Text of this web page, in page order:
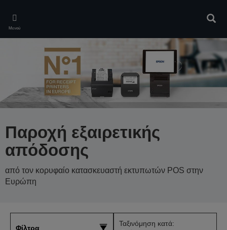
main
content
Μενού
Παροχή εξαιρετικής
απόδοσης
από τον κορυφαίο κατασκευαστή εκτυπωτών POS στην
Ευρώπη
Φίλτρα
Ταξινόμηση κατά: